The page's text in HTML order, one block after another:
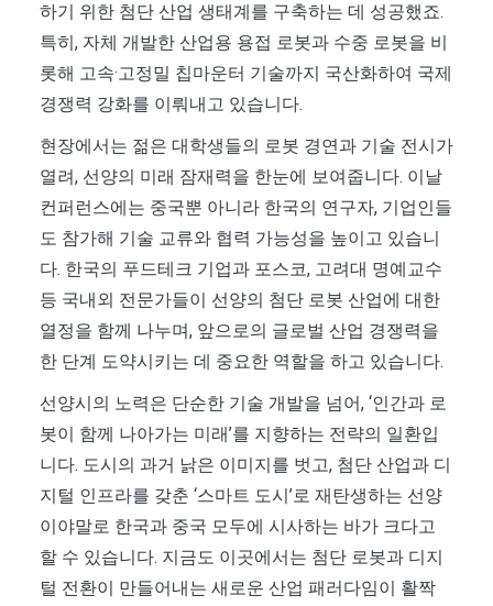
하기 위한 첨단 산업 생태계를 구축하는 데 성공했죠.
특히, 자체 개발한 산업용 용접 로봇과 수중 로봇을 비
롯해 고속·고정밀 칩마운터 기술까지 국산화하여 국제
경쟁력 강화를 이뤄내고 있습니다.
현장에서는 젊은 대학생들의 로봇 경연과 기술 전시가
열려, 선양의 미래 잠재력을 한눈에 보여줍니다. 이날
컨퍼런스에는 중국뿐 아니라 한국의 연구자, 기업인들
도 참가해 기술 교류와 협력 가능성을 높이고 있습니
다. 한국의 푸드테크 기업과 포스코, 고려대 명예교수
등 국내외 전문가들이 선양의 첨단 로봇 산업에 대한
열정을 함께 나누며, 앞으로의 글로벌 산업 경쟁력을
한 단계 도약시키는 데 중요한 역할을 하고 있습니다.
선양시의 노력은 단순한 기술 개발을 넘어, ‘인간과 로
봇이 함께 나아가는 미래’를 지향하는 전략의 일환입
니다. 도시의 과거 낡은 이미지를 벗고, 첨단 산업과 디
지털 인프라를 갖춘 ‘스마트 도시’로 재탄생하는 선양
이야말로 한국과 중국 모두에 시사하는 바가 크다고
할 수 있습니다. 지금도 이곳에서는 첨단 로봇과 디지
털 전환이 만들어내는 새로운 산업 패러다임이 활짝